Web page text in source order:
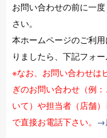
お問い合わせの前に一度
さい。
本ホームページのご利
りましたら、下記フォ
※なお、お問い合わせは
ぎのお問い合わせ（例
いて）や担当者（店舗
で直接お電話下さい。 →